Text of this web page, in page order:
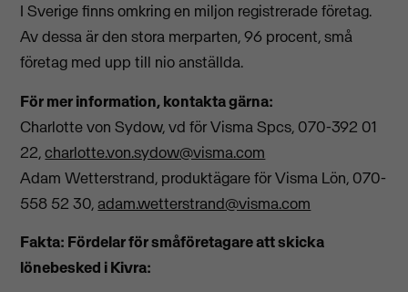
I Sverige finns omkring en miljon registrerade företag.
Av dessa är den stora merparten, 96 procent, små
företag med upp till nio anställda.
För mer information, kontakta gärna:
Charlotte von Sydow, vd för Visma Spcs, 070-392 01
22,charlotte.von.sydow@visma.com
Adam Wetterstrand, produktägare för Visma Lön, 070-
558 52 30,adam.wetterstrand@visma.com
Fakta: Fördelar för småföretagare att skicka
lönebesked i Kivra: